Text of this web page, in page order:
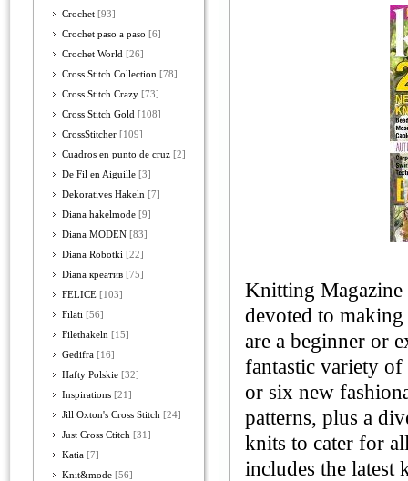
Crochet [93]
Crochet paso a paso [6]
Crochet World [26]
Cross Stitch Collection [78]
Cross Stitch Crazy [73]
Cross Stitch Gold [108]
CrossStitcher [109]
Cuadros en punto de cruz [2]
De Fil en Aiguille [3]
Dekoratives Hakeln [7]
Diana hakelmode [9]
Diana MODEN [83]
Diana Robotki [22]
Diana креатив [75]
FELICE [103]
Filati [56]
Filethakeln [15]
Gedifra [16]
Hafty Polskie [32]
Inspirations [21]
Jill Oxton's Cross Stitch [24]
Just Cross Ctitch [31]
Katia [7]
Knit&mode [56]
Knitting Magazine
devoted to
are a beginner or
fantastic variety of
or six new
patterns, plus a
knits to cater for
includes the latest